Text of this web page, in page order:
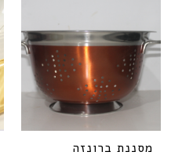
מסננת ברונזה